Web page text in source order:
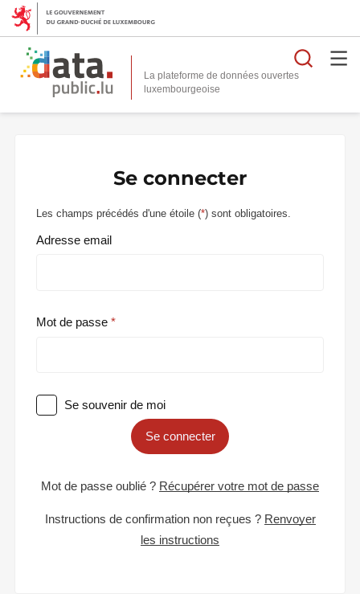
La plateforme de données ouvertes
Se connecter
Les champs précédés d'une étoile (*) sont obligatoires.
Adresse email
Mot de passe
Se souvenir de moi
Se connecter
Mot de passe oublié ? Récupérer votre mot de passe
Instructions de confirmation non reçues ? Renvoyer
les instructions